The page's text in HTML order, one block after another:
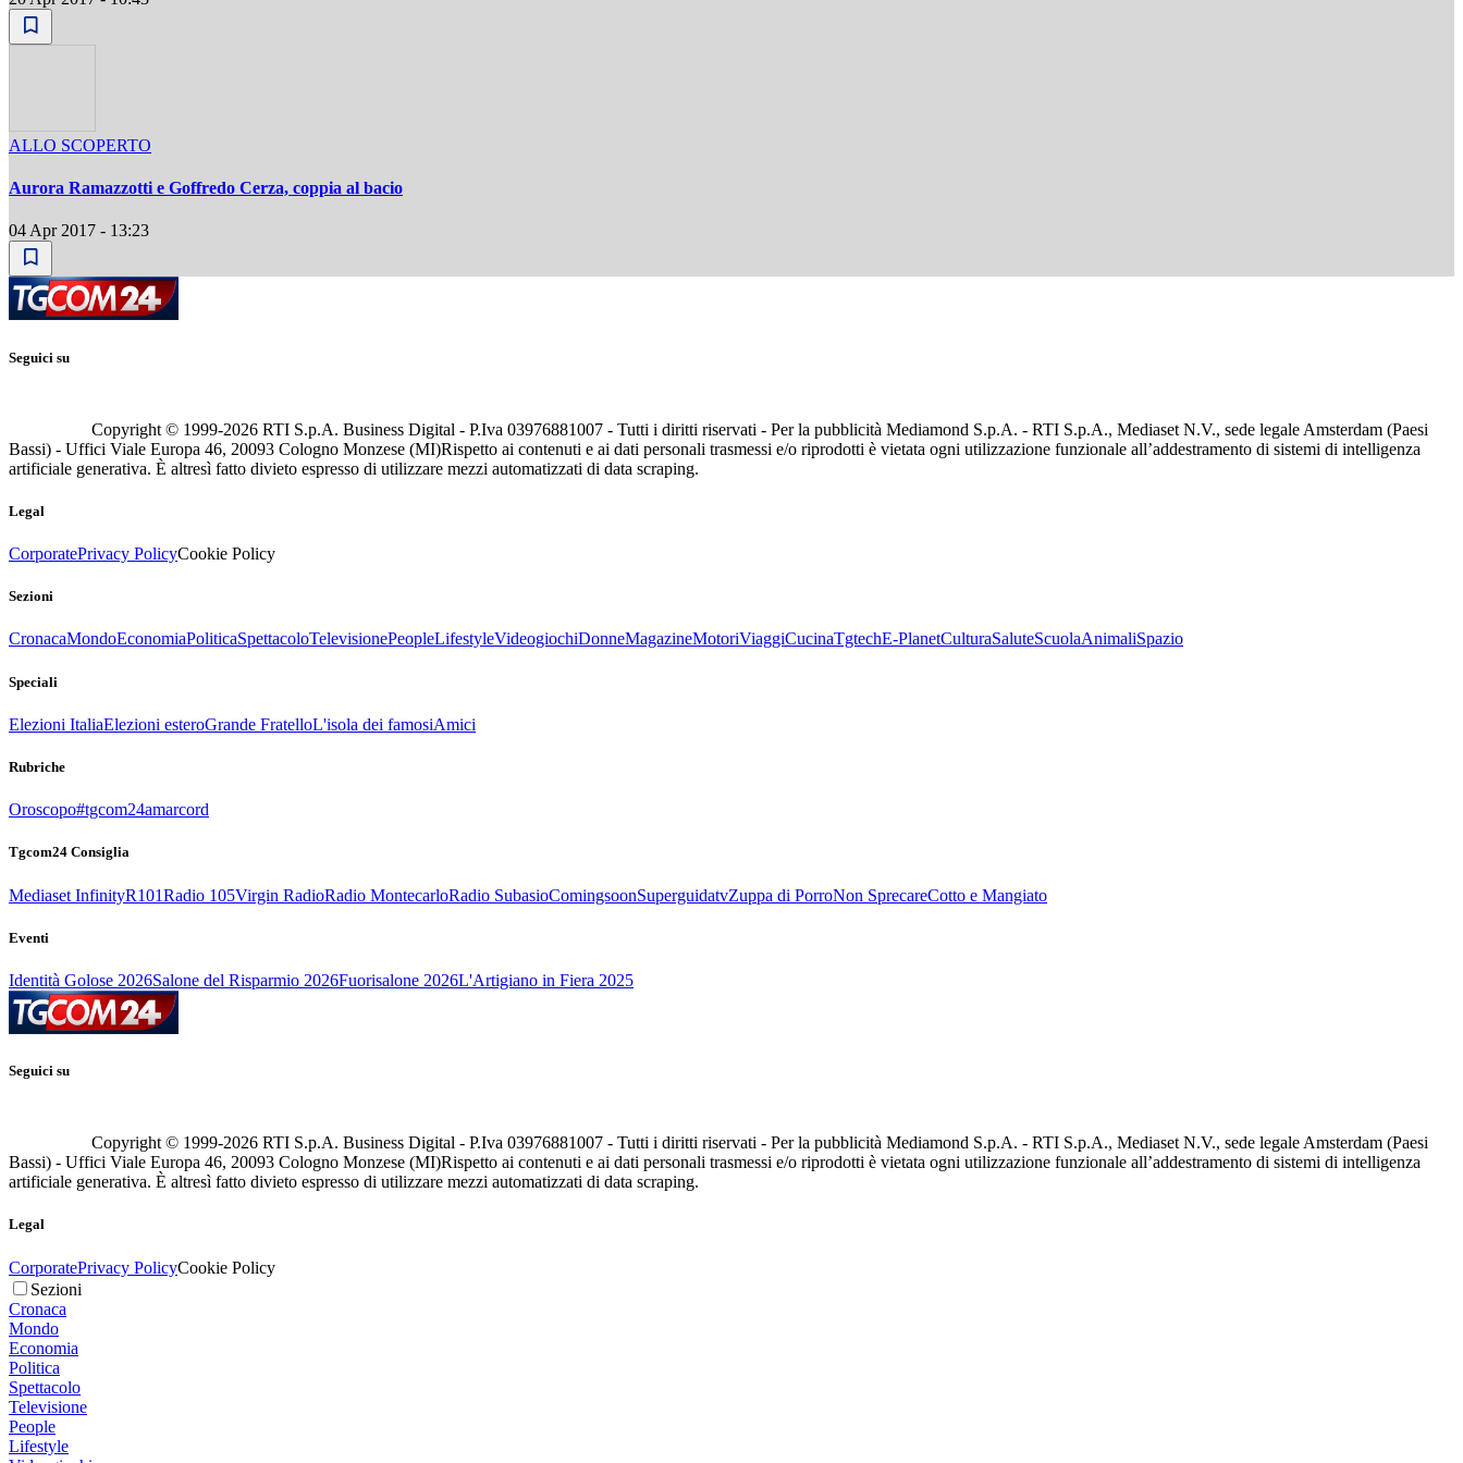
ALLO SCOPERTO
Aurora Ramazzotti e Goffredo Cerza, coppia al bacio
04 Apr 2017 - 13:23
Seguici su
Copyright © 1999-2026 RTI S.p.A. Business Digital - P.Iva 03976881007 - Tutti i diritti riservati - Per la pubblicità Mediamond S.p.A. - RTI S.p.A., Mediaset N.V., sede legale Amsterdam (Paesi
Bassi) - Uffici Viale Europa 46, 20093 Cologno Monzese (MI)Rispetto ai contenuti e ai dati personali trasmessi e/o riprodotti è vietata ogni utilizzazione funzionale all’addestramento di sistemi di intelligenza
artificiale generativa. È altresì fatto divieto espresso di utilizzare mezzi automatizzati di data scraping.
Legal
CorporatePrivacy PolicyCookie Policy
Sezioni
CronacaMondoEconomiaPoliticaSpettacoloTelevisionePeopleLifestyleVideogiochiDonneMagazineMotoriViaggiCucinaTgtechE-PlanetCulturaSaluteScuolaAnimaliSpazio
Speciali
Elezioni ItaliaElezioni esteroGrande FratelloL'isola dei famosiAmici
Rubriche
Oroscopo#tgcom24amarcord
Tgcom24 Consiglia
Mediaset InfinityR101Radio 105Virgin RadioRadio MontecarloRadio SubasioComingsoonSuperguidatvZuppa di PorroNon SprecareCotto e Mangiato
Eventi
Identità Golose 2026Salone del Risparmio 2026Fuorisalone 2026L'Artigiano in Fiera 2025
Seguici su
Copyright © 1999-2026 RTI S.p.A. Business Digital - P.Iva 03976881007 - Tutti i diritti riservati - Per la pubblicità Mediamond S.p.A. - RTI S.p.A., Mediaset N.V., sede legale Amsterdam (Paesi
Bassi) - Uffici Viale Europa 46, 20093 Cologno Monzese (MI)Rispetto ai contenuti e ai dati personali trasmessi e/o riprodotti è vietata ogni utilizzazione funzionale all’addestramento di sistemi di intelligenza
artificiale generativa. È altresì fatto divieto espresso di utilizzare mezzi automatizzati di data scraping.
Legal
CorporatePrivacy PolicyCookie Policy
Sezioni
Cronaca
Mondo
Economia
Politica
Spettacolo
Televisione
People
Lifestyle